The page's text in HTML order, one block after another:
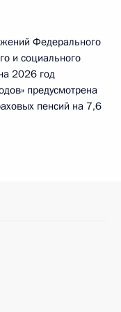
Федерального
и социального
2026 год
предусмотрена
пенсий на 7,6